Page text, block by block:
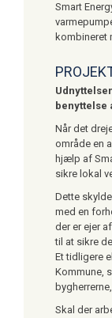
Smart
kombineret
benyttelse
Når det
område en
hjælp af
sikre lokal
Dette
med en
der er ejer
til at sikre
Et tidligere
Kommune,
Skal der